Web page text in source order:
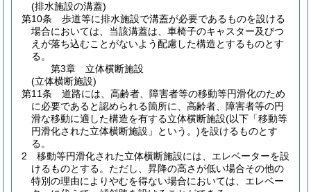
(排水施設の溝蓋)
第10条
歩道等に排水施設で溝蓋が必要であるものを設ける
場合においては、当該溝蓋は、車椅子のキャスター及びつ
えが落ち込むことがないよう配慮した構造とするものとす
る。
第3章
立体横断施設
(立体横断施設)
第11条
道路には、高齢者、障害者等の移動等円滑化のため
に必要であると認められる箇所に、高齢者、障害者等の円
滑な移動に適した構造を有する立体横断施設(以下「移動等
円滑化された立体横断施設」という。)を設けるものとす
る。
2
移動等円滑化された立体横断施設には、エレベーターを設
けるものとする。 ただし、昇降の高さが低い場合その他の
特別の理由によりやむを得ない場合においては、エレベー